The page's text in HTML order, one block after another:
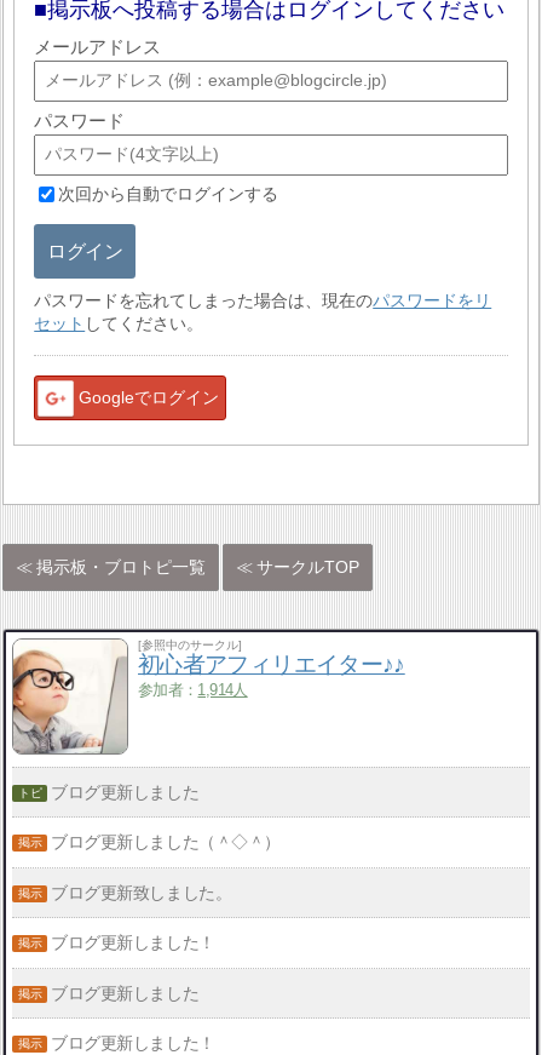
掲示板へ投稿する場合はログインしてください
メールアドレス
パスワード
次回から自動でログインする
ログイン
パスワードを忘れてしまった場合は、現在のパスワードをリ
セット してください。
Googleでログイン
掲示板・ブロトピ一覧 サークルTOP
[参照中のサークル]
初心者アフィリエイター♪♪
参加者： 1,914人
ブログ更新しました
ブログ更新しました（＾◇＾）
ブログ更新致しました。
ブログ更新しました！
ブログ更新しました
ブログ更新しました！